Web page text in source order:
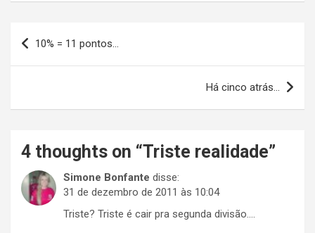
Navegação
de
10% = 11 pontos…
Há cinco atrás…
4 thoughts on “Triste realidade”
Simone Bonfante disse:
31 de dezembro de 2011 às 10:04
Triste? Triste é cair pra segunda divisão….